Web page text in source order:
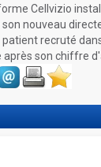
Cellvizio
son nouveau
patient recruté
après son chiffre
ImprimerFavoris